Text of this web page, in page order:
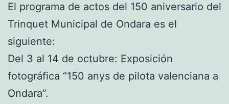
El programa de actos del 150 aniversario del
Trinquet Municipal de Ondara es el
siguiente:
Del 3 al 14 de octubre: Exposición
fotográfica “150 anys de pilota valenciana a
Ondara”.